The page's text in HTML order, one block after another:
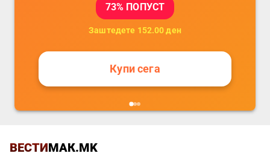
73% ПОПУСТ
Заштедете 152.00 ден
Купи сега
ВЕСТИМАК.MK